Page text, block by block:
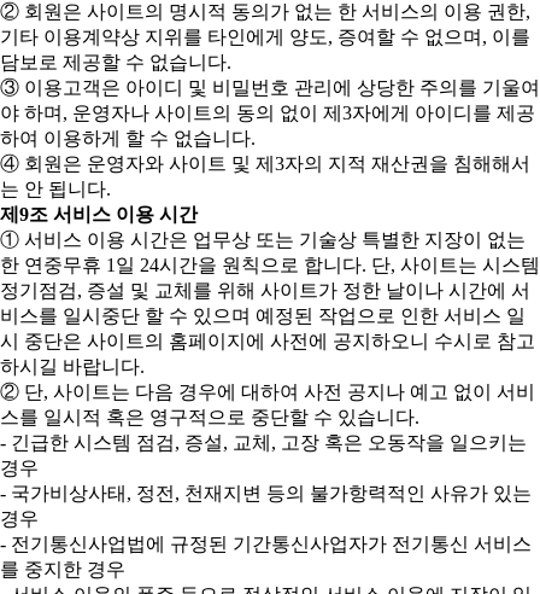
② 회원은 사이트의 명시적 동의가 없는 한 서비스의 이용 권한,
기타 이용계약상 지위를 타인에게 양도, 증여할 수 없으며, 이를
담보로 제공할 수 없습니다.
③ 이용고객은 아이디 및 비밀번호 관리에 상당한 주의를 기울여
야 하며, 운영자나 사이트의 동의 없이 제3자에게 아이디를 제공
하여 이용하게 할 수 없습니다.
④ 회원은 운영자와 사이트 및 제3자의 지적 재산권을 침해해서
는 안 됩니다.
제9조 서비스 이용 시간
① 서비스 이용 시간은 업무상 또는 기술상 특별한 지장이 없는
한 연중무휴 1일 24시간을 원칙으로 합니다. 단, 사이트는 시스템
정기점검, 증설 및 교체를 위해 사이트가 정한 날이나 시간에 서
비스를 일시중단 할 수 있으며 예정된 작업으로 인한 서비스 일
시 중단은 사이트의 홈페이지에 사전에 공지하오니 수시로 참고
하시길 바랍니다.
② 단, 사이트는 다음 경우에 대하여 사전 공지나 예고 없이 서비
스를 일시적 혹은 영구적으로 중단할 수 있습니다.
- 긴급한 시스템 점검, 증설, 교체, 고장 혹은 오동작을 일으키는
경우
- 국가비상사태, 정전, 천재지변 등의 불가항력적인 사유가 있는
경우
- 전기통신사업법에 규정된 기간통신사업자가 전기통신 서비스
를 중지한 경우